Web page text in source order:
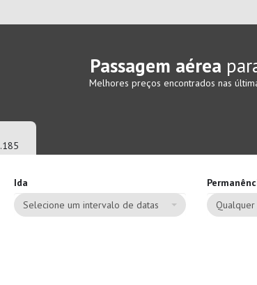
Passagem aérea
Melhores preços encontrados nas
Ida
Selecione um intervalo de datas
Qualquer